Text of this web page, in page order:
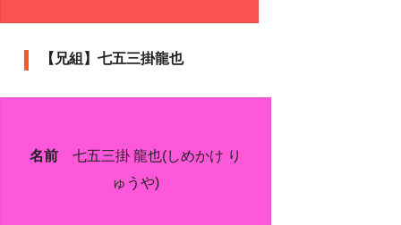
【兄組】七五三掛龍也
名前 七五三掛 龍也(しめかけ り
ゅうや)